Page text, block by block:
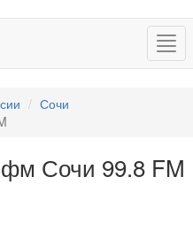
Сочи
Сочи 99.8 FM